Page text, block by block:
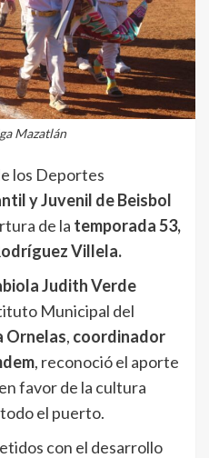
Mazatlán
los Deportes
y Juvenil de Beisbol
de la temporada 53,
Villela.
Judith Verde
Municipal del
Ornelas, coordinador
, reconoció el aporte
favor de la cultura
el puerto.
con el desarrollo